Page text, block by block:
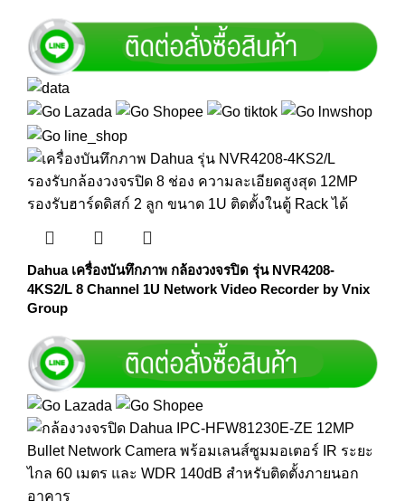
Dahua เครื่องบันทึกภาพ กล้องวงจรปิด รุ่น NVR4208-
4KS2/L 8 Channel 1U Network Video Recorder by Vnix
Group